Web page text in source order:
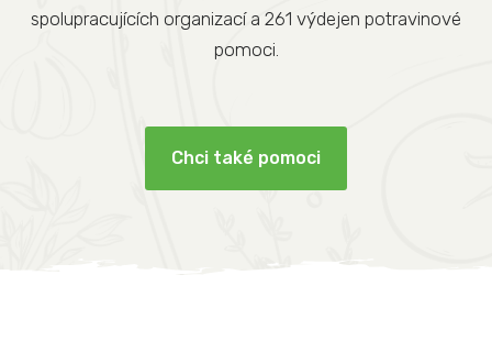
spolupracujících organizací a 261 výdejen potravinové
pomoci.
Chci také pomoci